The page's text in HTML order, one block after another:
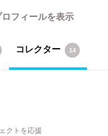
ロフィールを表示
コレクター 14
クトを応援